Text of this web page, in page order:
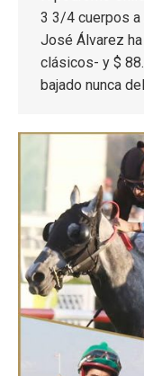
3 3/4 cuerpos a
José Álvarez
clásicos- y $
bajado nunca